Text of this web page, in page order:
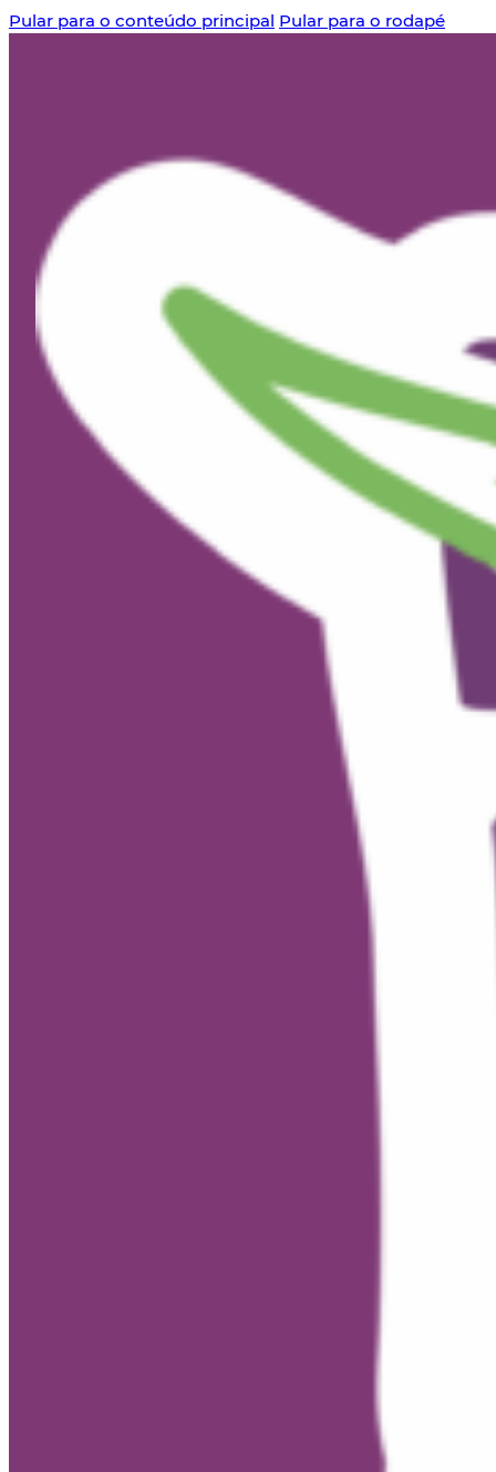
Pular para o conteúdo principal Pular para o rodapé